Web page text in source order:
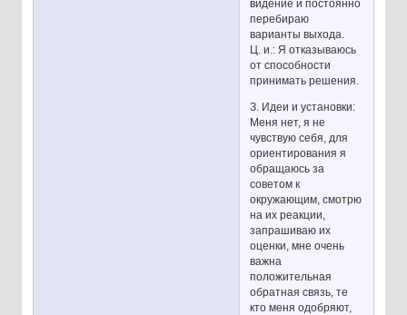
видение и постоянно
перебираю
варианты выхода.
Ц. и.: Я отказываюсь
от способности
принимать решения.
З. Идеи и установки:
Меня нет, я не
чувствую себя, для
ориентирования я
обращаюсь за
советом к
окружающим, смотрю
на их реакции,
запрашиваю их
оценки, мне очень
важна
положительная
обратная связь, те
кто меня одобряют,